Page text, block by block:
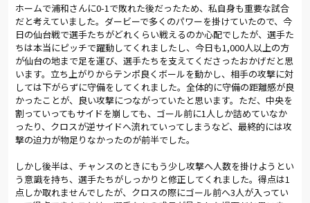
しかし、左サイドで横谷のドリブルから沼田のクロスにつな
ぎ、家長がシュートを放った10分の場面は惜しかったが、その
後はミスや迫力不足が目立ち、決定機は作れなかった。守備で
は、FWハモンロペスに前を向かれたときに際どいカウンターを
浴びるなど、攻撃のギアを上げ切れなかった。前半終了間際に
は、空中戦で競り合ったハモンロペスと菊地の間で小競り合い
が生じ、両者が警告を受ける場面もあった。
それでも、後半も試合のペースは渡さなかった。51分、左→中
→左とパスワークで相手の守備を揺さぶり、クロスから横谷が
ヘディングシュートを放ったが、わずかにゴール左へ外れた。
54分には菊地に代わって山越が投入されたが、GK加藤が「もう
場に慣れた感じ。あれぐらいできて当たり前だと信頼してい
る」と話すほどの安定感を発揮。攻撃面では、クロスに対して
ホームで浦和さんに0-1で敗れた後だったため、私自身も重要な試合
だと考えていました。ダービーで多くのパワーを掛けていたので、今
日の仙台戦で選手たちがどれくらい戦えるのか心配でしたが、選手た
ちは本当にピッチで躍動してくれましたし、今日も1,000人以上の方
が仙台の地まで足を運び、選手たちを支えてくださったおかげだと思
います。立ち上がりからテンポ良くボールを動かし、相手の攻撃に対
しては下がらずに守備をしてくれました。全体的に守備の距離感が良
かったことが、良い攻撃につながっていたと思います。ただ、中央を
割っていってもサイドを崩しても、ゴール前に1人しか詰めていなか
ったり、クロスが逆サイドへ流れていってしまうなど、最終的には攻
撃の迫力が物足りなかったのが前半でした。
しかし後半は、チャンスのときにもう少し攻撃へ人数を掛けようとい
う意識を持ち、選手たちがしっかりと修正してくれました。得点は1
点しか取れませんでしたが、クロスの際にゴール前へ3人が入ってい